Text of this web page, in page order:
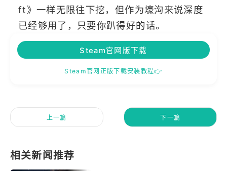
ft》一样无限往下挖，但作为壕沟来说深度
已经够用了，只要你趴得好的话。
Steam官网版下载
Steam官网正版下载安装教程👉
上一篇 下一篇